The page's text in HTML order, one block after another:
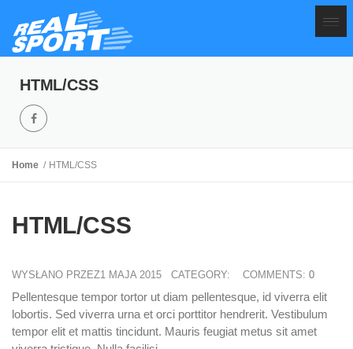
HTML/CSS
Home HTML/CSS
HTML/CSS
WYSŁANO PRZEZ1 MAJA 2015 CATEGORY: COMMENTS: 0
Pellentesque tempor tortor ut diam pellentesque, id viverra elit
lobortis. Sed viverra urna et orci porttitor hendrerit. Vestibulum
tempor elit et mattis tincidunt. Mauris feugiat metus sit amet